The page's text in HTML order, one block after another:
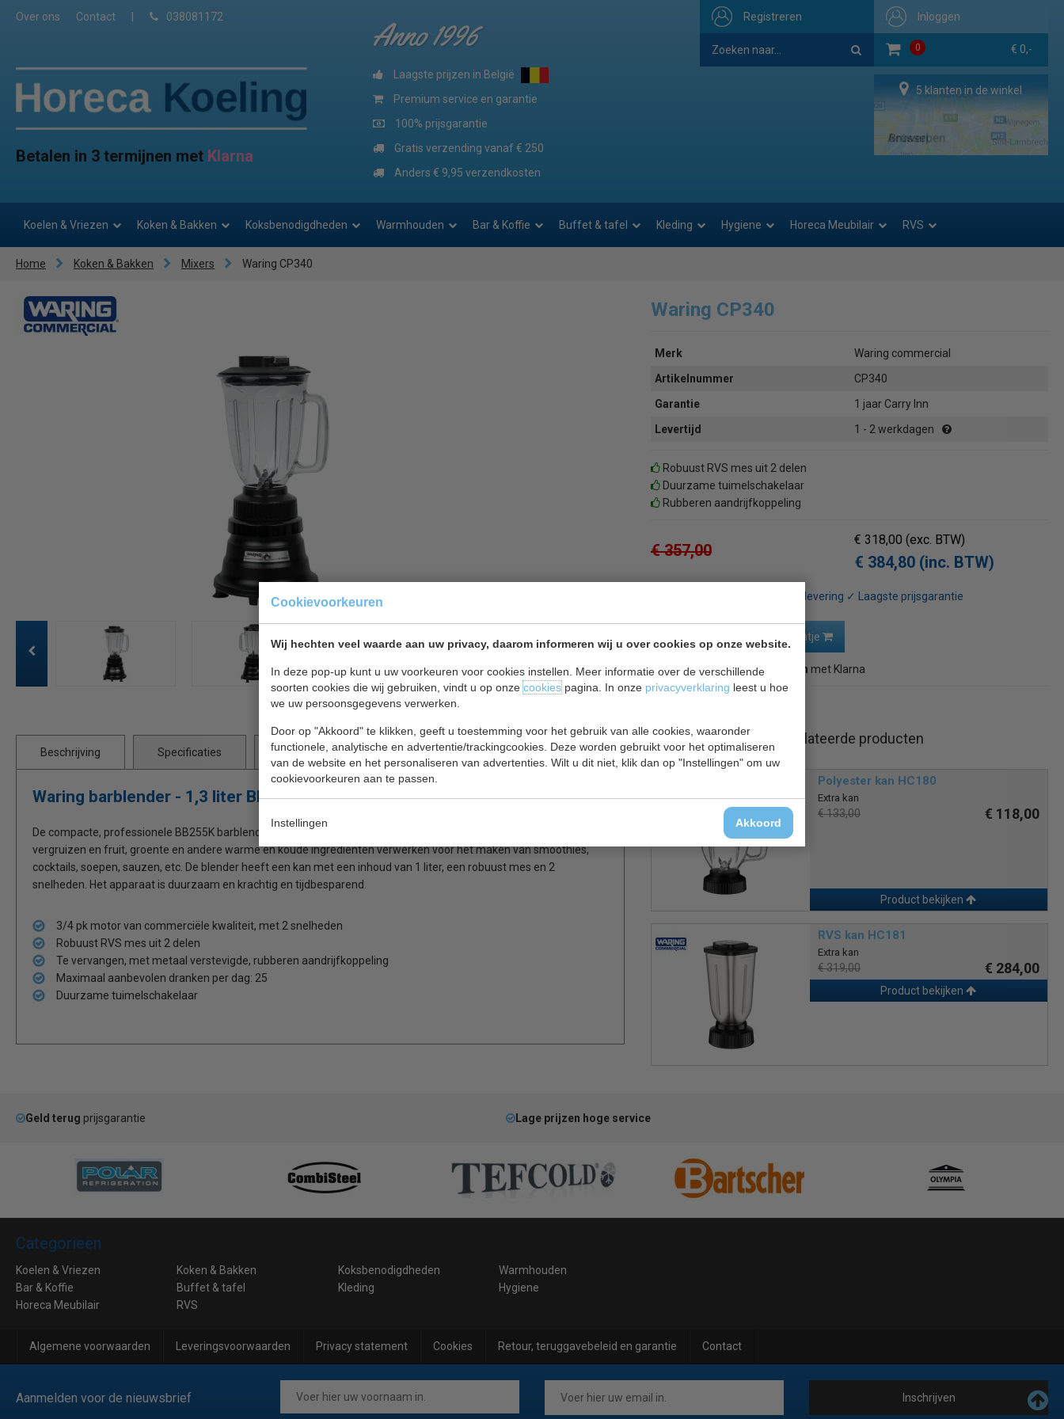
Cookievoorkeuren
Wij hechten veel waarde aan uw privacy, daarom informeren wij u over cookies op onze website.
In deze pop-up kunt u uw voorkeuren voor cookies instellen. Meer informatie over de verschillende
soorten cookies die wij gebruiken, vindt u op onzecookiespagina. In onze privacyverklaring leest u hoe
we uw persoonsgegevens verwerken.
Door op "Akkoord" te klikken, geeft u toestemming voor het gebruik van alle cookies, waaronder
functionele, analytische en advertentie/trackingcookies. Deze worden gebruikt voor het optimaliseren
van de website en het personaliseren van advertenties. Wilt u dit niet, klik dan op "Instellingen" om uw
cookievoorkeuren aan te passen.
Instellingen Akkoord
Over ons Contact 038081172 Inloggen
0 € 0,-
Registreren
Betalen in 3 termijnen met Klarna
Anno 1996
Laagste prijzen in België
Premium service en garantie
100% prijsgarantie
Gratis verzending vanaf € 250
Anders € 9,95 verzendkosten
5 klanten in de winkel
Koelen & Vriezen Koken & Bakken Koksbenodigdheden Warmhouden Bar & Koffie Buffet & tafel Kleding Hygiene Horeca Meubilair RVS
Home Koken & Bakken Mixers Waring CP340
Waring CP340
Merk
Waring commercial
Artikelnummer
CP340
Garantie
1 jaar Carry Inn
Levertijd
1 - 2 werkdagen
Robuust RVS mes uit 2 delen
Duurzame tuimelschakelaar
Rubberen aandrijfkoppeling
€ 357,00
€ 318,00(exc. BTW)
€ 384,80 (inc. BTW)
✓ Gratis verzending* ✓ 24 uur levering ✓ Laagste prijsgarantie
In winkelwagentje
Ofbetaal 128,27in 3 termijnen met Klarna
Beschrijving Specificaties Bijlages
Waring barblender - 1,3 liter BB255K
De compacte, professionele BB255K barblender van Waring is van fantastische kwaliteit en kan met gemak ijs
vergruizen en fruit, groente en andere warme en koude ingrediënten verwerken voor het maken van smoothies,
cocktails, soepen, sauzen, etc. De blender heeft een kan met een inhoud van 1 liter, een robuust mes en 2
snelheden. Het apparaat is duurzaam en krachtig en tijdbesparend.
3/4 pk motor van commerciële kwaliteit, met 2 snelheden
Robuust RVS mes uit 2 delen
Te vervangen, met metaal verstevigde, rubberen aandrijfkoppeling
Maximaal aanbevolen dranken per dag: 25
Duurzame tuimelschakelaar
Gerelateerde producten
Polyester kan HC180
Extra kan
€ 133,00 € 118,00
Product bekijken
RVS kan HC181
Extra kan
€ 319,00 € 284,00
Product bekijken
Geld terug prijsgarantie Lage prijzen hoge service
Categorieën
Koelen & Vriezen Koken & Bakken Koksbenodigdheden
Warmhouden
Bar & Koffie
Buffet & tafel Kleding
Hygiene
Horeca Meubilair
RVS
Algemene voorwaarden Leveringsvoorwaarden Privacy statement Cookies Retour, teruggavebeleid en garantie Contact
Aanmelden voor de nieuwsbrief Inschrijven